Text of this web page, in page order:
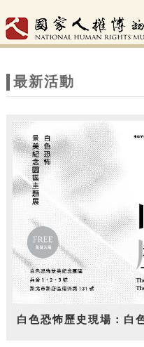
站
題
最新活動
白色恐怖歷史現場：白